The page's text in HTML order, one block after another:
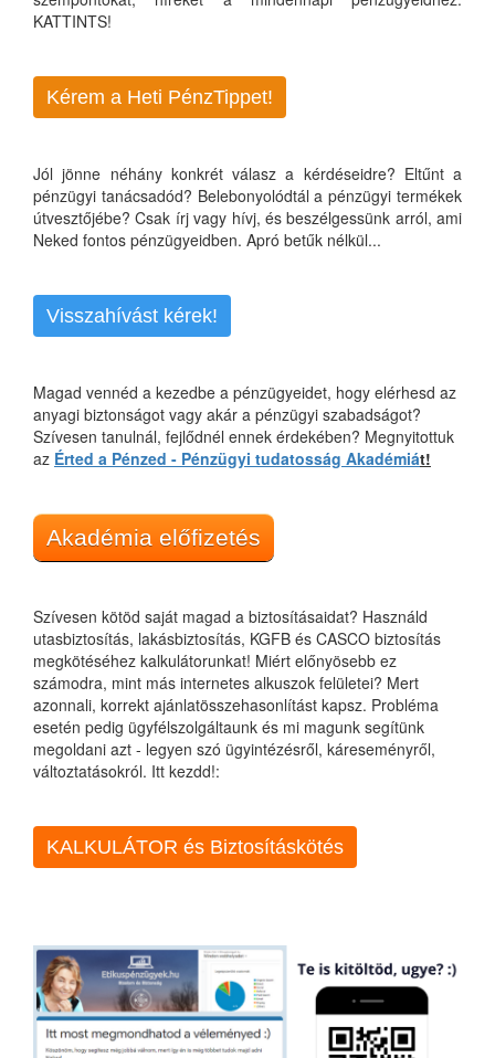
KATTINTS!
Kérem a Heti PénzTippet!
Jól jönne néhány konkrét válasz a kérdéseidre? Eltűnt a
pénzügyi tanácsadód? Belebonyolódtál a pénzügyi termékek
útvesztőjébe? Csak írj vagy hívj, és beszélgessünk arról, ami
Neked fontos pénzügyeidben. Apró betűk nélkül...
Visszahívást kérek!
Magad vennéd a kezedbe a pénzügyeidet, hogy elérhesd az
anyagi biztonságot vagy akár a pénzügyi szabadságot?
Szívesen tanulnál, fejlődnél ennek érdekében? Megnyitottuk
az Érted a Pénzed - Pénzügyi tudatosság Akadémiát!
Akadémia előfizetés
Szívesen kötöd saját magad a biztosításaidat? Használd
utasbiztosítás, lakásbiztosítás, KGFB és CASCO biztosítás
megkötéséhez kalkulátorunkat! Miért előnyösebb ez
számodra, mint más internetes alkuszok felületei? Mert
azonnali, korrekt ajánlatösszehasonlítást kapsz. Probléma
esetén pedig ügyfélszolgáltaunk és mi magunk segítünk
megoldani azt - legyen szó ügyintézésről, káreseményről,
változtatásokról. Itt kezdd!:
KALKULÁTOR és Biztosításkötés